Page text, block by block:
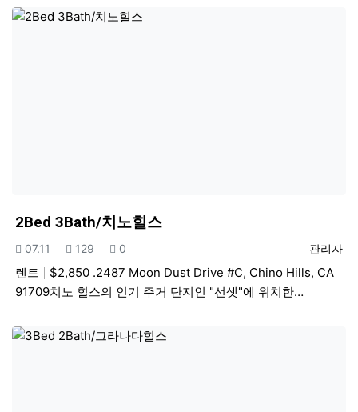
2Bed 3Bath/치노힐스
등록자
관리자
등록일
07.11 조회
129 추천
0
렌트
$2,850 .2487 Moon Dust Drive #C, Chino Hills, CA
91709치노 힐스의 인기 주거 단지인 "선셋"에 위치한…